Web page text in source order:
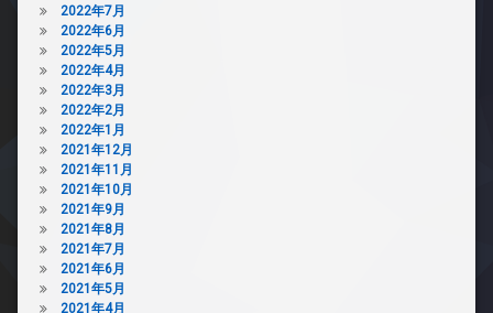
場
2022年7月
2022年6月
2022年5月
2022年4月
2022年3月
2022年2月
2022年1月
2021年12月
2021年11月
2021年10月
2021年9月
2021年8月
2021年7月
2021年6月
2021年5月
2021年4月